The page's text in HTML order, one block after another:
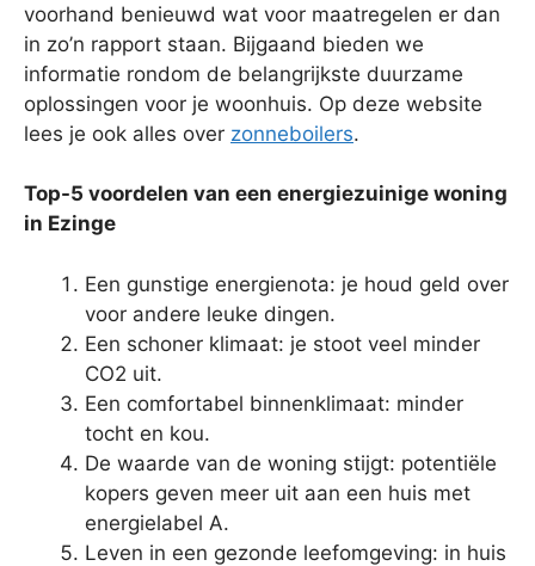
voorhand benieuwd wat voor maatregelen er dan
in zo’n rapport staan. Bijgaand bieden we
informatie rondom de belangrijkste duurzame
oplossingen voor je woonhuis. Op deze website
lees je ook alles over zonneboilers.
Top-5 voordelen van een energiezuinige woning
in Ezinge
Een gunstige energienota: je houd geld over
voor andere leuke dingen.
Een schoner klimaat: je stoot veel minder
CO2 uit.
Een comfortabel binnenklimaat: minder
tocht en kou.
De waarde van de woning stijgt: potentiële
kopers geven meer uit aan een huis met
energielabel A.
Leven in een gezonde leefomgeving: in huis